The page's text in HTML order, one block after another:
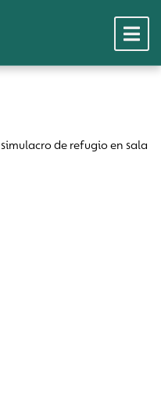
de refugio en sala